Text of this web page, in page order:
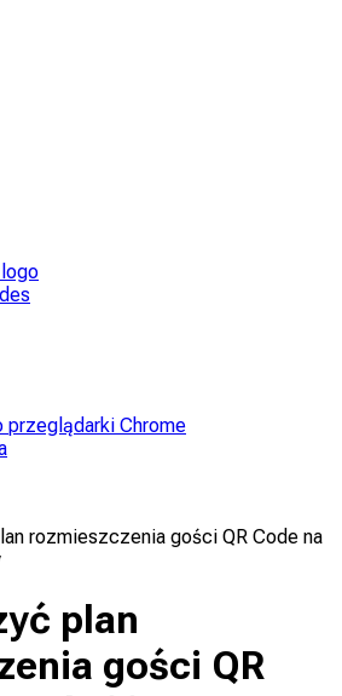
przeglądarki Chrome
rozmieszczenia gości QR Code na
plan
gości QR